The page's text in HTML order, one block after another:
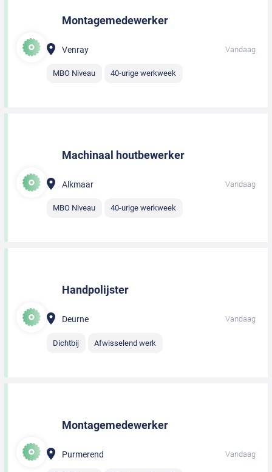
Montagemedewerker
Venray Vandaag
MBO Niveau 40-urige werkweek
Machinaal houtbewerker
Alkmaar Vandaag
MBO Niveau 40-urige werkweek
Handpolijster
Deurne Vandaag
Dichtbij Afwisselend werk
Montagemedewerker
Purmerend Vandaag